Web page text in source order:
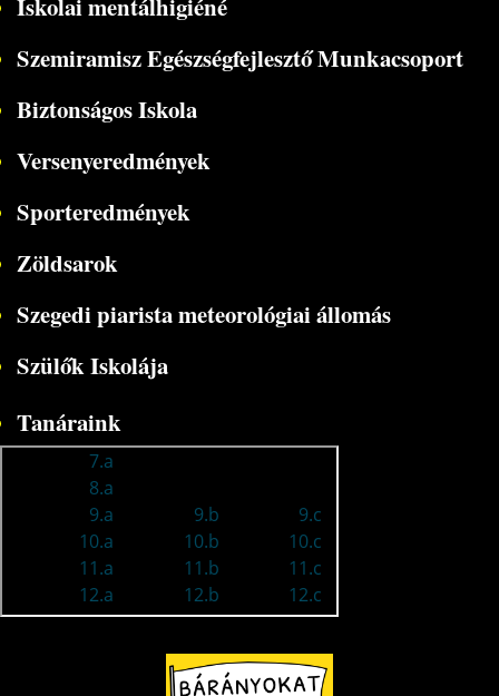
Iskolai mentálhigiéné
Szemiramisz Egészségfejlesztő Munkacsoport
Biztonságos Iskola
Versenyeredmények
Sporteredmények
Zöldsarok
Szegedi piarista meteorológiai állomás
Szülők Iskolája
Tanáraink